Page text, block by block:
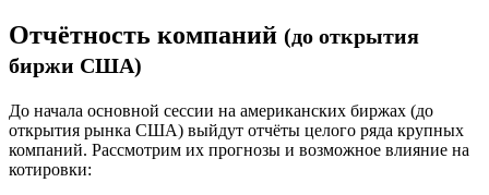
Отчётность компаний (до открытия
биржи США)
До начала основной сессии на американских биржах (до
открытия рынка США) выйдут отчёты целого ряда крупных
компаний. Рассмотрим их прогнозы и возможное влияние на
котировки: